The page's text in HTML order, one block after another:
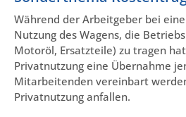
Während der Arbeitgeber bei
Nutzung des Wagens, die
Motoröl, Ersatzteile) zu tragen
Privatnutzung eine Übernahme
Mitarbeitenden vereinbart
Privatnutzung anfallen.